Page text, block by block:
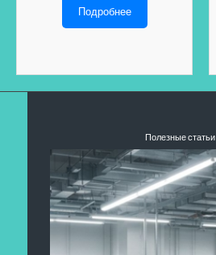
Подробнее
Полезные статьи